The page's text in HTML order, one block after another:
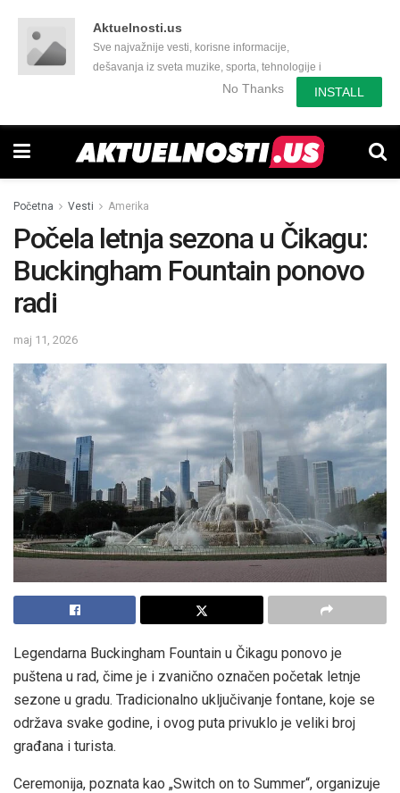
Aktuelnosti.us
Sve najvažnije vesti, korisne informacije,
dešavanja iz sveta muzike, sporta, tehnologije i
još mnogo toga zanimljivog.No Thanks INSTALL
Početna Vesti Amerika
Počela letnja sezona u Čikagu:
Buckingham Fountain ponovo
radi
maj 11, 2026
Legendarna Buckingham Fountain u Čikagu ponovo je
puštena u rad, čime je i zvanično označen početak letnje
sezone u gradu. Tradicionalno uključivanje fontane, koje se
održava svake godine, i ovog puta privuklo je veliki broj
građana i turista.
Ceremonija, poznata kao „Switch on to Summer“, organizuje